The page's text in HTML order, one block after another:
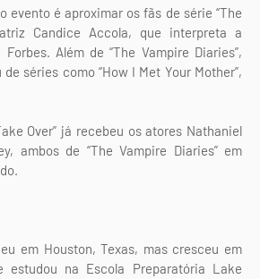
evento é aproximar os fãs de série “The
Candice Accola, que interpreta a
Além de “The Vampire Diaries”,
séries como “How I Met Your Mother”,
Over” já recebeu os atores Nathaniel
ambos de “The Vampire Diaries” em
em Houston, Texas, mas cresceu em
estudou na Escola Preparatória Lake